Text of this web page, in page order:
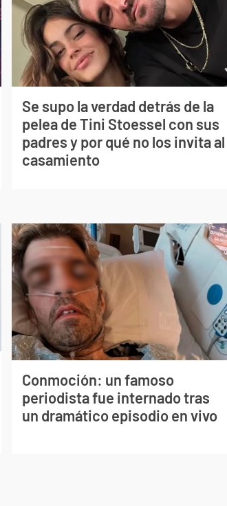
Se supo la verdad detrás de la
pelea de Tini Stoessel con sus
padres y por qué no los invita al
casamiento
Conmoción: un famoso
periodista fue internado tras
un dramático episodio en vivo